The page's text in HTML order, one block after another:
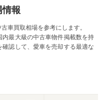
情報
車買取相場を参考にします。
最大級の中古車物件掲載数を持
認して、愛車を売却する最適な